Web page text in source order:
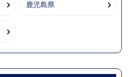
鹿児島県